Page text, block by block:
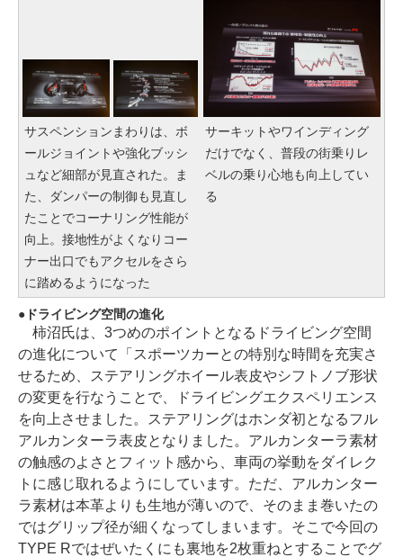
サスペンションまわりは、ボ
ールジョイントや強化ブッシ
ュなど細部が見直された。ま
た、ダンパーの制御も見直し
たことでコーナリング性能が
向上。接地性がよくなりコー
ナー出口でもアクセルをさら
に踏めるようになった
サーキットやワインディング
だけでなく、普段の街乗りレ
ベルの乗り心地も向上してい
る
ドライビング空間の進化
柿沼氏は、3つめのポイントとなるドライビング空間
の進化について「スポーツカーとの特別な時間を充実さ
せるため、ステアリングホイール表皮やシフトノブ形状
の変更を行なうことで、ドライビングエクスペリエンス
を向上させました。ステアリングはホンダ初となるフル
アルカンターラ表皮となりました。アルカンターラ素材
の触感のよさとフィット感から、車両の挙動をダイレク
トに感じ取れるようにしています。ただ、アルカンター
ラ素材は本革よりも生地が薄いので、そのまま巻いたの
ではグリップ径が細くなってしまいます。そこで今回の
TYPE Rではぜいたくにも裏地を2枚重ねとすることでグ